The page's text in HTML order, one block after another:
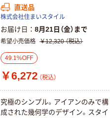
直送品
株式会社住まいスタイル
お届け日 8月21日（金）まで
希望小売価格 ￥12,320 （税込）
49.1%OFF
￥6,272 （税込）
究極のシンプル。アイアンのみで構
成された幾何学のデザイン。スタイ